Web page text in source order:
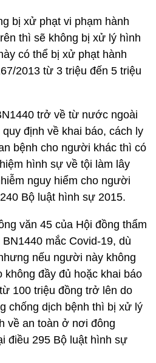
bị xử phạt vi phạm hành
thì sẽ không bị xử lý hình
có thể bị xử phạt hành
2013 từ 3 triệu đến 5 triệu
trở về từ nước ngoài
định về khai báo, cách ly
bệnh cho người khác thì có
hình sự về tội làm lây
nguy hiểm cho người
Bộ luật hình sự 2015.
văn 45 của Hội đồng thẩm
mắc Covid-19, dù
nếu người này không
không đầy đủ hoặc khai báo
100 triệu đồng trở lên do
chống dịch bệnh thì bị xử lý
về an toàn ở nơi đông
điều 295 Bộ luật hình sự